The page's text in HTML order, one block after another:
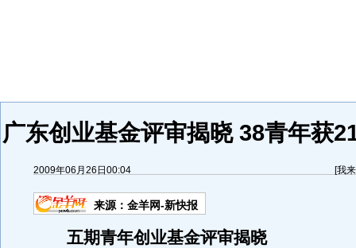
广东创业基金评审揭晓 38青年获
2009年06月26日00:04 [我
来源： 金羊网-新快报
五期青年创业基金评审揭晓